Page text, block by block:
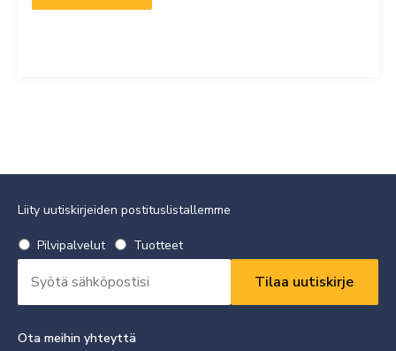
Liity uutiskirjeiden postituslistallemme
Valitse
uutiskirje
*
Vaaditaan
Pilvipalvelut Tuotteet
*
Vaaditaan
Ota meihin yhteyttä